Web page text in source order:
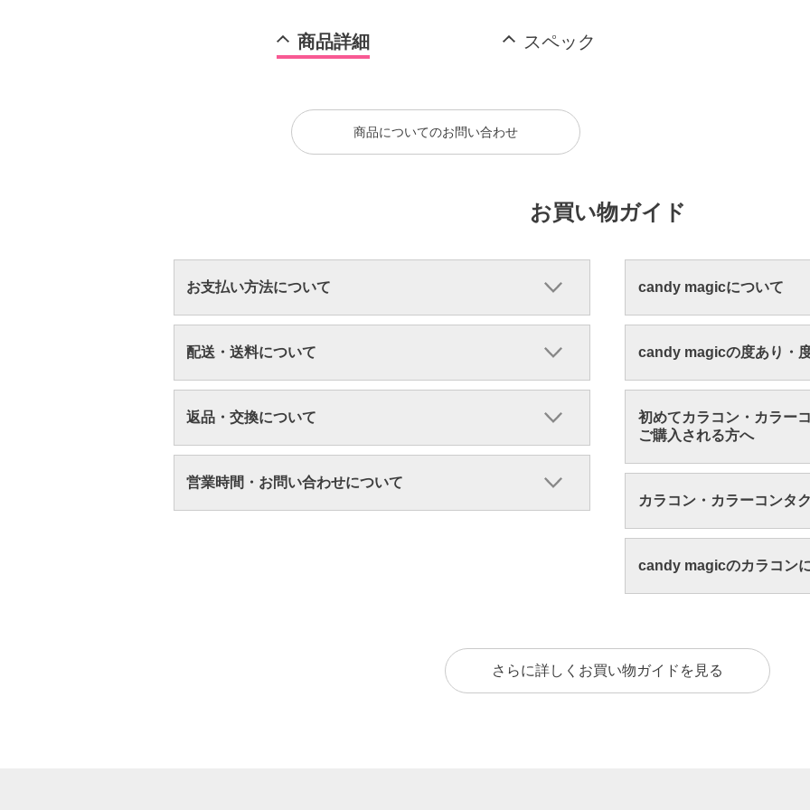
商品詳細 スペック
商品についてのお問い合わせ
お買い物ガイド
お支払い方法について
配送・送料について
返品・交換について
営業時間・お問い合わせについて
candy magicについて
candy magicの度あり・
初めてカラコン・カラー
ご購入される方へ
カラコン・カラーコンタ
candy magicのカラコン
さらに詳しくお買い物ガイドを見る